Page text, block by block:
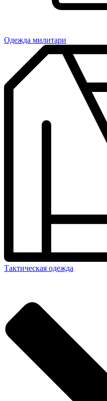
Одежда милитари
Тактическая одежда